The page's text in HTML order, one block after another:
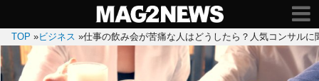
TOP »ビジネス »仕事の飲み会が苦痛な人はどうしたら？人気コンサルに